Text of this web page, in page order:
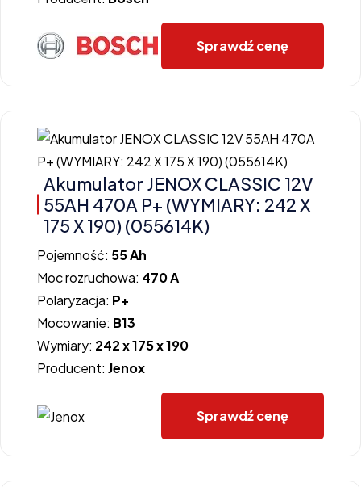
Sprawdź cenę
Akumulator JENOX CLASSIC 12V
55AH 470A P+ (WYMIARY: 242 X
175 X 190) (055614K)
Pojemność: 55 Ah
Moc rozruchowa: 470 A
Polaryzacja: P+
Mocowanie: B13
Wymiary: 242 x 175 x 190
Producent: Jenox
Sprawdź cenę